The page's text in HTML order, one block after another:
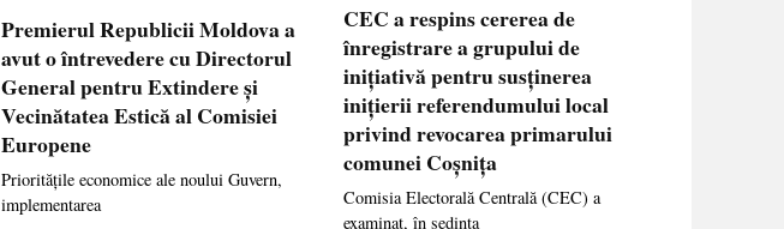
Premierul Republicii Moldova a
avut o întrevedere cu Directorul
General pentru Extindere și
Vecinătatea Estică al Comisiei
Europene
Prioritățile economice ale noului Guvern,
implementarea
CEC a respins cererea de
înregistrare a grupului de
inițiativă pentru susținerea
inițierii referendumului local
privind revocarea primarului
comunei Coșnița
Comisia Electorală Centrală (CEC) a
examinat, în ședința